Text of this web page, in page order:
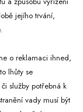
jejího trvání,
o reklamaci ihned,
lhůty se
služby potřebná k
vady musí být